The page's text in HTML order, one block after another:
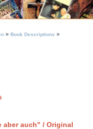
» Book Descriptions »
aber auch" / Original